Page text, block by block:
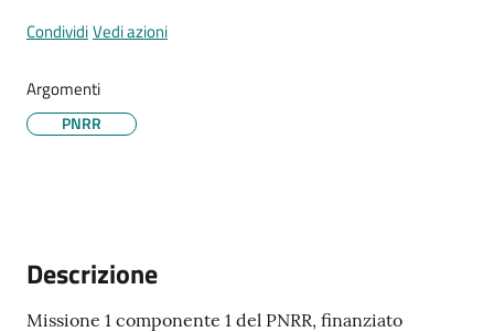
Tutti
gli
argomenti...
su
CondividiVedi azioni
Argomenti
PNRR
Descrizione
Missione 1 componente 1 del PNRR, finanziato